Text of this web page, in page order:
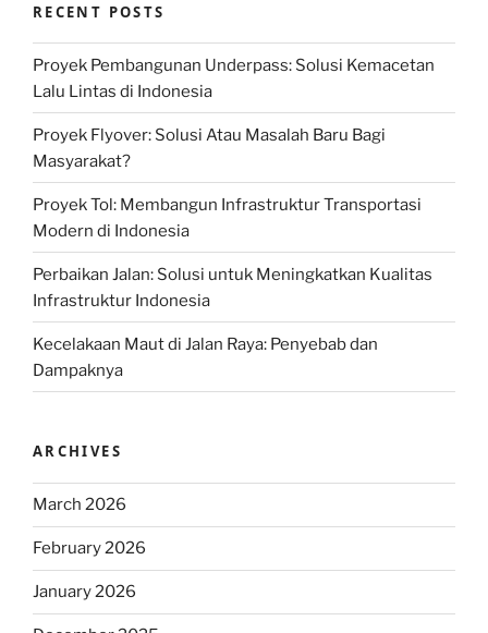
RECENT POSTS
Proyek Pembangunan Underpass: Solusi Kemacetan
Lalu Lintas di Indonesia
Proyek Flyover: Solusi Atau Masalah Baru Bagi
Masyarakat?
Proyek Tol: Membangun Infrastruktur Transportasi
Modern di Indonesia
Perbaikan Jalan: Solusi untuk Meningkatkan Kualitas
Infrastruktur Indonesia
Kecelakaan Maut di Jalan Raya: Penyebab dan
Dampaknya
ARCHIVES
March 2026
February 2026
January 2026